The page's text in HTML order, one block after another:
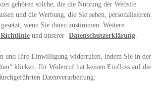
gehören solche, die die Nutzung der Website
und die Werbung, die Sie sehen, personalisieren.
wenn Sie ihnen zustimmen. Weitere
und unserer Datenschutzerklärung.
und Ihre Einwilligung widerrufen, indem Sie in der
klicken. Ihr Widerruf hat keinen Einfluss auf die
Datenverarbeitung.